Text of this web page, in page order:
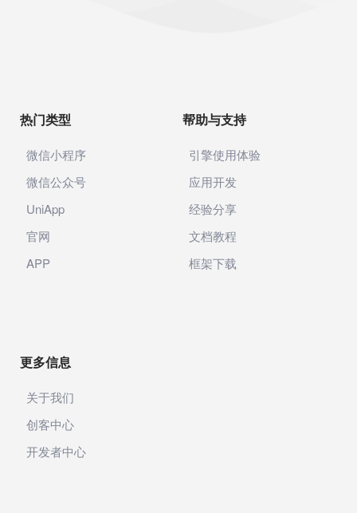
热门类型
微信小程序
微信公众号
UniApp
官网
APP
帮助与支持
引擎使用体验
应用开发
经验分享
文档教程
框架下载
更多信息
关于我们
创客中心
开发者中心